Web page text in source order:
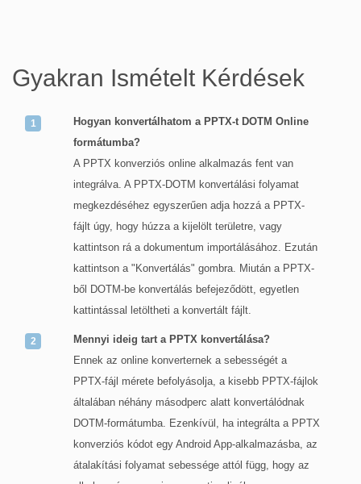
Gyakran Ismételt Kérdések
Hogyan konvertálhatom a PPTX-t DOTM Online
formátumba?
A PPTX konverziós online alkalmazás fent van
integrálva. A PPTX-DOTM konvertálási folyamat
megkezdéséhez egyszerűen adja hozzá a PPTX-
fájlt úgy, hogy húzza a kijelölt területre, vagy
kattintson rá a dokumentum importálásához. Ezután
kattintson a "Konvertálás" gombra. Miután a PPTX-
ből DOTM-be konvertálás befejeződött, egyetlen
kattintással letöltheti a konvertált fájlt.
Mennyi ideig tart a PPTX konvertálása?
Ennek az online konverternek a sebességét a
PPTX-fájl mérete befolyásolja, a kisebb PPTX-fájlok
általában néhány másodperc alatt konvertálódnak
DOTM-formátumba. Ezenkívül, ha integrálta a PPTX
konverziós kódot egy Android App-alkalmazásba, az
átalakítási folyamat sebessége attól függ, hogy az